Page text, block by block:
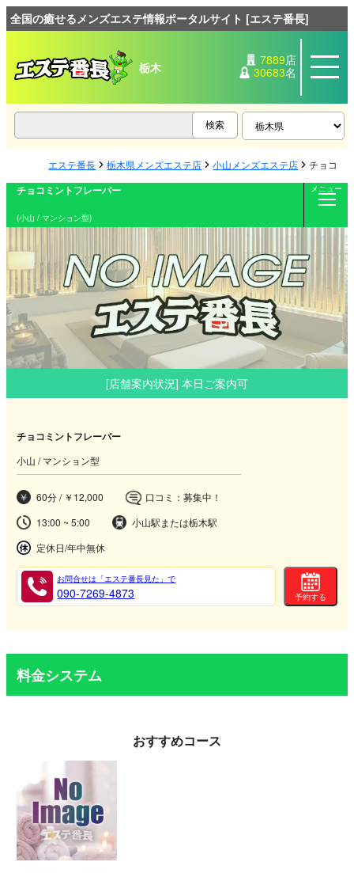
全国の癒せるメンズエステ情報ポータルサイト [エステ番長]
栃木 7889店
30683名
エステ番長 栃木県メンズエステ店 小山メンズエステ店 チョコミ
チョコミントフレーバー
(小山 / マンション型)
メニュー
[店舗案内状況] 本日ご案内可
チョコミントフレーバー
小山 / マンション型
60分 / ￥12,000
口コミ：募集中！
13:00 ~ 5:00
小山駅または栃木駅
定休日/年中無休
お問合せは「エステ番長見た」で
090-7269-4873 予約する
料金システム
おすすめコース